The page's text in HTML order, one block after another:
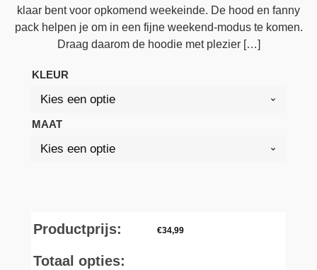
klaar bent voor opkomend weekeinde. De hood en fanny
pack helpen je om in een fijne weekend-modus te komen.
Draag daarom de hoodie met plezier […]
KLEUR
MAAT
Productprijs: €34,99
Totaal opties: